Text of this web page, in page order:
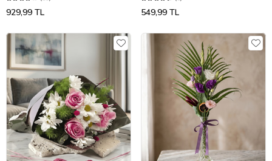
929,99 TL 549,99 TL